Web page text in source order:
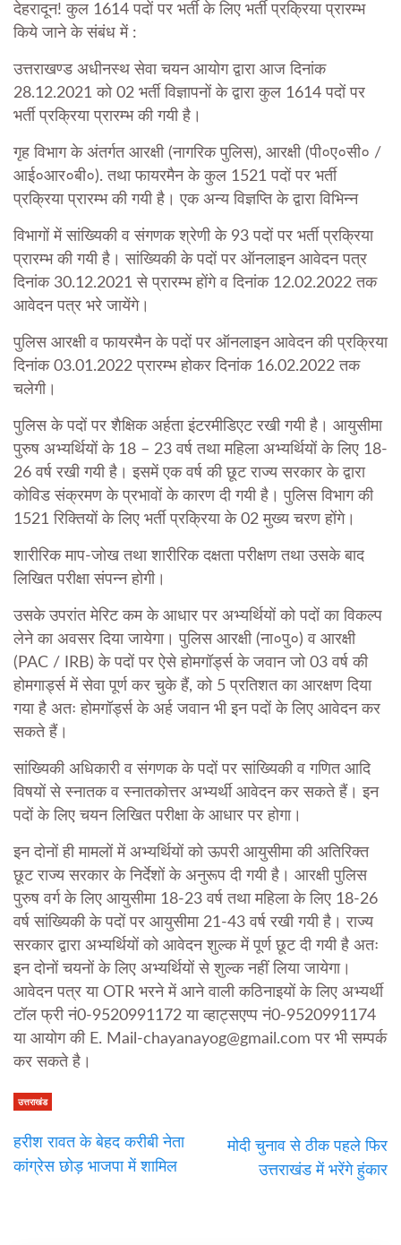
देहरादून!कुल 1614 पदों पर भर्ती के लिए भर्ती प्रक्रिया प्रारम्भ
किये जाने के संबंध में :
उत्तराखण्ड अधीनस्थ सेवा चयन आयोग द्वारा आज दिनांक
28.12.2021 को 02 भर्ती विज्ञापनों के द्वारा कुल 1614 पदों पर
भर्ती प्रक्रिया प्रारम्भ की गयी है।
गृह विभाग के अंतर्गत आरक्षी (नागरिक पुलिस), आरक्षी (पी०ए०सी० /
आई०आर०बी०). तथा फायरमैन के कुल 1521 पदों पर भर्ती
प्रक्रिया प्रारम्भ की गयी है। एक अन्य विज्ञप्ति के द्वारा विभिन्न
विभागों में सांख्यिकी व संगणक श्रेणी के 93 पदों पर भर्ती प्रक्रिया
प्रारम्भ की गयी है। सांख्यिकी के पदों पर ऑनलाइन आवेदन पत्र
दिनांक 30.12.2021 से प्रारम्भ होंगे व दिनांक 12.02.2022 तक
आवेदन पत्र भरे जायेंगे।
पुलिस आरक्षी व फायरमैन के पदों पर ऑनलाइन आवेदन की प्रक्रिया
दिनांक 03.01.2022 प्रारम्भ होकर दिनांक 16.02.2022 तक
चलेगी।
पुलिस के पदों पर शैक्षिक अर्हता इंटरमीडिएट रखी गयी है। आयुसीमा
पुरुष अभ्यर्थियों के 18 – 23 वर्ष तथा महिला अभ्यर्थियों के लिए 18-
26 वर्ष रखी गयी है। इसमें एक वर्ष की छूट राज्य सरकार के द्वारा
कोविड संक्रमण के प्रभावों के कारण दी गयी है। पुलिस विभाग की
1521 रिक्तियों के लिए भर्ती प्रक्रिया के 02 मुख्य चरण होंगे।
शारीरिक माप-जोख तथा शारीरिक दक्षता परीक्षण तथा उसके बाद
लिखित परीक्षा संपन्न होगी।
उसके उपरांत मेरिट कम के आधार पर अभ्यर्थियों को पदों का विकल्प
लेने का अवसर दिया जायेगा। पुलिस आरक्षी (ना०पु०) व आरक्षी
(PAC / IRB) के पदों पर ऐसे होमगॉर्ड्स के जवान जो 03 वर्ष की
होमगार्ड्स में सेवा पूर्ण कर चुके हैं, को 5 प्रतिशत का आरक्षण दिया
गया है अतः होमगॉर्ड्स के अर्ह जवान भी इन पदों के लिए आवेदन कर
सकते हैं।
सांख्यिकी अधिकारी व संगणक के पदों पर सांख्यिकी व गणित आदि
विषयों से स्नातक व स्नातकोत्तर अभ्यर्थी आवेदन कर सकते हैं। इन
पदों के लिए चयन लिखित परीक्षा के आधार पर होगा।
इन दोनों ही मामलों में अभ्यर्थियों को ऊपरी आयुसीमा की अतिरिक्त
छूट राज्य सरकार के निर्देशों के अनुरूप दी गयी है। आरक्षी पुलिस
पुरुष वर्ग के लिए आयुसीमा 18-23 वर्ष तथा महिला के लिए 18-26
वर्ष सांख्यिकी के पदों पर आयुसीमा 21-43 वर्ष रखी गयी है। राज्य
सरकार द्वारा अभ्यर्थियों को आवेदन शुल्क में पूर्ण छूट दी गयी है अतः
इन दोनों चयनों के लिए अभ्यर्थियों से शुल्क नहीं लिया जायेगा।
आवेदन पत्र या OTR भरने में आने वाली कठिनाइयों के लिए अभ्यर्थी
टॉल फ्री नं0-9520991172 या व्हाट्सएप्प नं0-9520991174
या आयोग की E. Mail-chayanayog@gmail.com पर भी सम्पर्क
कर सकते है।
उत्तराखंड
हरीश रावत के बेहद करीबी नेता
कांग्रेस छोड़ भाजपा में शामिल
मोदी चुनाव से ठीक पहले फिर
उत्तराखंड में भरेंगे हुंकार